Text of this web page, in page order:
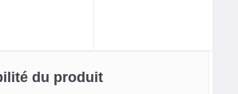
du produit